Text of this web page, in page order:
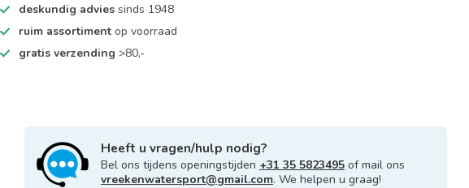
deskundig advies sinds 1948
ruim assortiment op voorraad
gratis verzending >80,-
Heeft u vragen/hulp nodig?
Bel ons tijdens openingstijden +31 35 5823495 of mail ons
vreekenwatersport@gmail.com. We helpen u graag!